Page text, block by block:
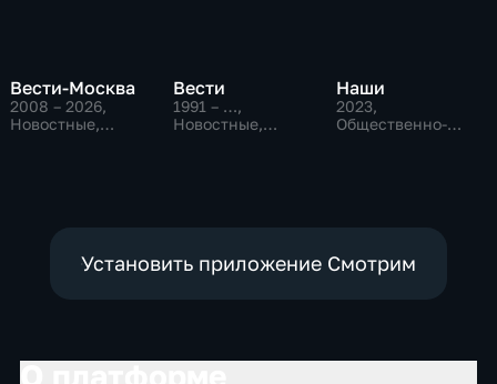
Вести-Москва
2008 – 2026,
Новостные,
Вести
1991 – …,
Новостные,
Наши
2023,
Общественно-
Установить приложение Смотрим